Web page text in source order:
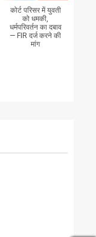
कोर्ट परिसर में युवती
को धमकी,
धर्मपरिवर्तन का दबाव
— FIR दर्ज करने की
मांग